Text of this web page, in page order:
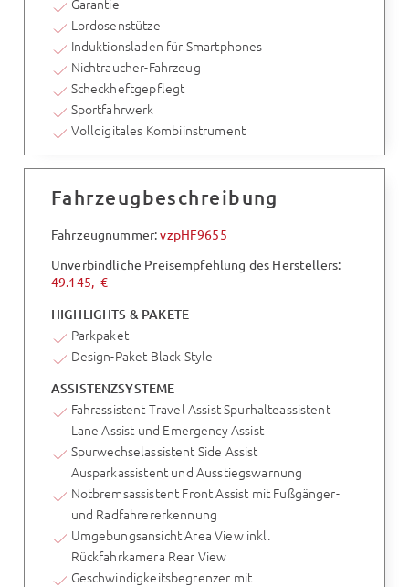
Garantie
Lordosenstütze
Induktionsladen für Smartphones
Nichtraucher-Fahrzeug
Scheckheftgepflegt
Sportfahrwerk
Volldigitales Kombiinstrument
Fahrzeugbeschreibung
Fahrzeugnummer:vzpHF9655
Unverbindliche Preisempfehlung des Herstellers:
49.145,- €
HIGHLIGHTS & PAKETE
Parkpaket
Design-Paket Black Style
ASSISTENZSYSTEME
Fahrassistent Travel Assist Spurhalteassistent
Lane Assist und Emergency Assist
Spurwechselassistent Side Assist
Ausparkassistent und Ausstiegswarnung
Notbremsassistent Front Assist mit Fußgänger-
und Radfahrererkennung
Umgebungsansicht Area View inkl.
Rückfahrkamera Rear View
Geschwindigkeitsbegrenzer mit